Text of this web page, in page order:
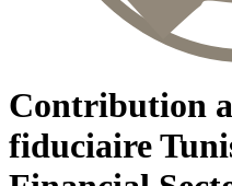
Contribution
fiduciaire